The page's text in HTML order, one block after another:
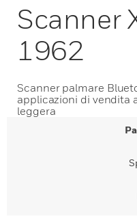
Scanner
1962
Scanner palmare
applicazioni di vendita
leggera